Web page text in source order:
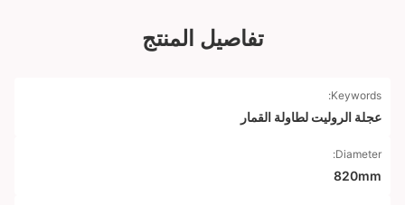
تفاصيل المنتج
Keywords:
عجلة الروليت لطاولة القمار
Diameter:
820mm